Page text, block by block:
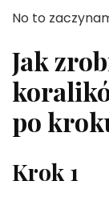
No to
Jak
po
Krok 1